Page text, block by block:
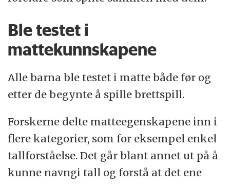
Ble testet i
mattekunnskapene
Alle barna ble testet i matte både før og
etter de begynte å spille brettspill.
Forskerne delte matteegenskapene inn i
flere kategorier, som for eksempel enkel
tallforståelse. Det går blant annet ut på å
kunne navngi tall og forstå at det ene